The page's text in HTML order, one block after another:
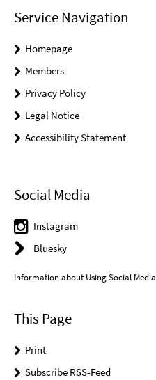
Service Navigation
Homepage
Members
Privacy Policy
Legal Notice
Accessibility Statement
Social Media
Instagram
Bluesky
Information about Using Social Media
This Page
Print
Subscribe RSS-Feed